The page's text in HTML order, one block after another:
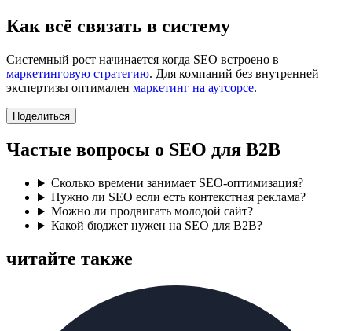
Как всё связать в систему
Системный рост начинается когда SEO встроено в
маркетинговую стратегию. Для компаний без внутренней
экспертизы оптимален маркетинг на аутсорсе.
Поделиться
Частые вопросы о SEO для B2B
Сколько времени занимает SEO-оптимизация?
Нужно ли SEO если есть контекстная реклама?
Можно ли продвигать молодой сайт?
Какой бюджет нужен на SEO для B2B?
читайте также